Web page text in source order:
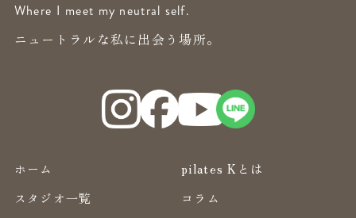
Where I meet my neutral self.
ニュートラルな私に出会う場所。
ホーム
pilates Kとは
スタジオ一覧
コラム